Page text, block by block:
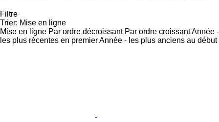
Filtre
Trier: Mise en ligne
Mise en ligne Par ordre décroissant Par ordre croissantAnnée -
les plus récentes en premierAnnée - les plus anciens au début